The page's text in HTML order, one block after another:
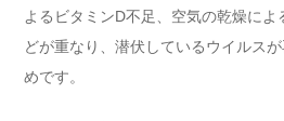
よるビタミンD不足、空気の乾燥に
どが重なり、潜伏しているウイルス
めです。